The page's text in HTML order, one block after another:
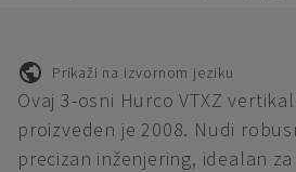
Prikaži na izvornom jeziku
Ovaj 3-osni Hurco VTXZ
proizveden je 2008. Nudi
precizan inženjering, idealan